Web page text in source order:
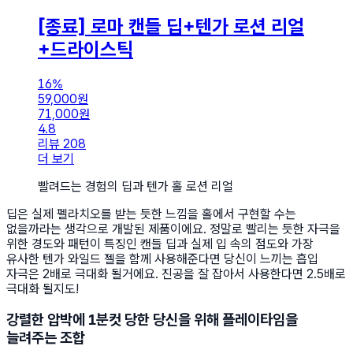
[종료] 로마 캔들 딥+텐가 로션 리얼
+드라이스틱
16%
59,000원
71,000원
4.8
리뷰 208
더 보기
빨려드는 경험의 딥과 텐가 홀 로션 리얼
딥은 실제 펠라치오를 받는 듯한 느낌을 홀에서 구현할 수는
없을까라는 생각으로 개발된 제품이에요. 정말로 빨리는 듯한 자극을
위한 경도와 패턴이 특징인 캔들 딥과 실제 입 속의 점도와 가장
유사한 텐가 와일드 젤을 함께 사용해준다면 당신이 느끼는 흡입
자극은 2배로 극대화 될거에요. 진공을 잘 잡아서 사용한다면 2.5배로
극대화 될지도!
강렬한 압박에 1분컷 당한 당신을 위해 플레이타임을
늘려주는 조합